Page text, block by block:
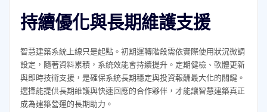
持續優化與長期維護支援
智慧建築系統上線只是起點。初期運轉階段需依實際使用狀況微調
設定，隨著資料累積，系統效能會持續提升。定期健檢、軟體更新
與即時技術支援，是確保系統長期穩定與投資報酬最大化的關鍵。
選擇能提供長期維護與快速回應的合作夥伴，才能讓智慧建築真正
成為建築營運的長期助力。